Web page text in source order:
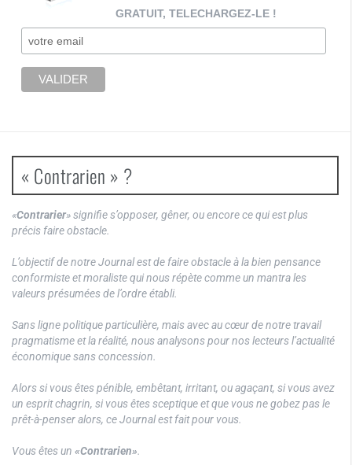
GRATUIT, TELECHARGEZ-LE !
« Contrarien » ?
«Contrarier» signifie s’opposer, gêner, ou encore ce qui est plus
précis faire obstacle.
L’objectif de notre Journal est de faire obstacle à la bien pensance
conformiste et moraliste qui nous répète comme un mantra les
valeurs présumées de l’ordre établi.
Sans ligne politique particulière, mais avec au cœur de notre travail
pragmatisme et la réalité, nous analysons pour nos lecteurs l’actualité
économique sans concession.
Alors si vous êtes pénible, embêtant, irritant, ou agaçant, si vous avez
un esprit chagrin, si vous êtes sceptique et que vous ne gobez pas le
prêt-à-penser alors, ce Journal est fait pour vous.
Vous êtes un «Contrarien».